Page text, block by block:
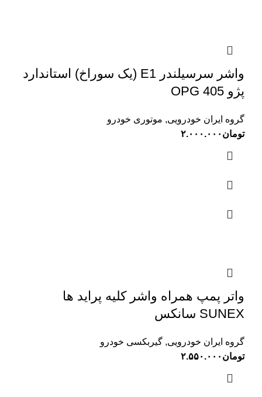
واشر سرسیلندر E1 (یک سوراخ) استاندارد
پژو 405 OPG
گروه ایران خودرویی, موتوری خودرو
تومان ۲.۰۰۰.۰۰۰
واتر پمپ همراه واشر کلیه پراید ها
SUNEX سانکس
گروه ایران خودرویی, گیربکسی خودرو
تومان ۲.۵۵۰.۰۰۰